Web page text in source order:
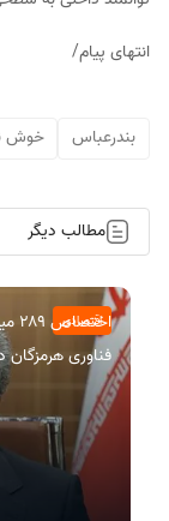
انتهای پیام/
بندرعباس خوش
مطالب دیگر
اقتصادی
فناوری هرمزگان